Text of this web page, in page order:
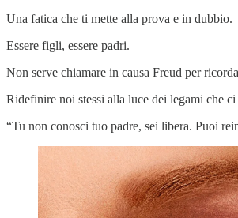
Una fatica che ti mette alla prova e in dubbio.
Essere figli, essere padri.
Non serve chiamare in causa Freud per
Ridefinire noi stessi alla luce dei legami che
“Tu non conosci tuo padre, sei libera. Puoi